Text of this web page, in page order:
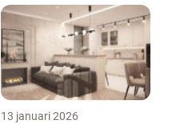
13 januari 2026